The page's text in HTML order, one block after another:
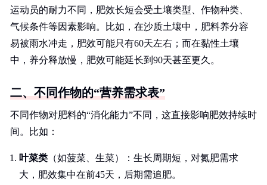
运动员的耐力不同，肥效长短会受土壤类型、作物种类、
气候条件等因素影响。比如，在沙质土壤中，肥料养分容
易被雨水冲走，肥效可能只有60天左右；而在黏性土壤
中，养分释放慢，肥效可能延长到90天甚至更久。
二、不同作物的“营养需求表”
不同作物对肥料的“消化能力”不同，这直接影响肥效持续时
间。比如：
叶菜类 （如菠菜、生菜）：生长周期短，对氮肥需求
大，肥效集中在前45天，后期需追肥。